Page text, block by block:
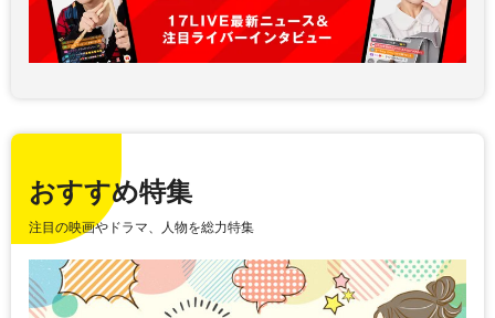
おすすめ特集
注目の映画やドラマ、人物を総力特集